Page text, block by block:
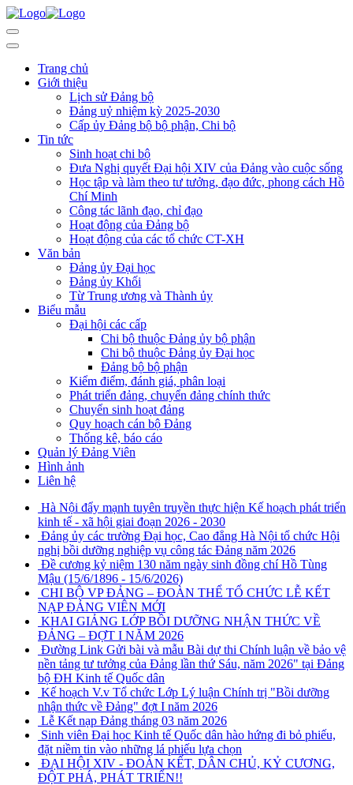
Trang chủ
Giới thiệu
Lịch sử Đảng bộ
Đảng uỷ nhiệm kỳ 2025-2030
Cấp ủy Đảng bộ bộ phận, Chi bộ
Tin tức
Sinh hoạt chi bộ
Đưa Nghị quyết Đại hội XIV của Đảng vào cuộc sống
Học tập và làm theo tư tưởng, đạo đức, phong cách Hồ
Chí Minh
Công tác lãnh đạo, chỉ đạo
Hoạt động của Đảng bộ
Hoạt động của các tổ chức CT-XH
Văn bản
Đảng ủy Đại học
Đảng ủy Khối
Từ Trung ương và Thành ủy
Biểu mẫu
Đại hội các cấp
Chi bộ thuộc Đảng ủy bộ phận
Chi bộ thuộc Đảng ủy Đại học
Đảng bộ bộ phận
Kiểm điểm, đánh giá, phân loại
Phát triển đảng, chuyển đảng chính thức
Chuyển sinh hoạt đảng
Quy hoạch cán bộ Đảng
Thống kê, báo cáo
Quản lý Đảng Viên
Hình ảnh
Liên hệ
Hà Nội đẩy mạnh tuyên truyền thực hiện Kế hoạch phát triển
kinh tế - xã hội giai đoạn 2026 - 2030
Đảng ủy các trường Đại học, Cao đẳng Hà Nội tổ chức Hội
nghị bồi dưỡng nghiệp vụ công tác Đảng năm 2026
Đề cương kỷ niệm 130 năm ngày sinh đồng chí Hồ Tùng
Mậu (15/6/1896 - 15/6/2026)
CHI BỘ VP ĐẢNG – ĐOÀN THỂ TỔ CHỨC LỄ KẾT
NẠP ĐẢNG VIÊN MỚI
KHAI GIẢNG LỚP BỒI DƯỠNG NHẬN THỨC VỀ
ĐẢNG – ĐỢT I NĂM 2026
Đường Link Gửi bài và mẫu Bài dự thi Chính luận về bảo vệ
nền tảng tư tưởng của Đảng lần thứ Sáu, năm 2026" tại Đảng
bộ ĐH Kinh tế Quốc dân
Kế hoạch V.v Tổ chức Lớp Lý luận Chính trị "Bồi dưỡng
nhận thức về Đảng" đợt I năm 2026
Lễ Kết nạp Đảng tháng 03 năm 2026
Sinh viên Đại học Kinh tế Quốc dân hào hứng đi bỏ phiếu,
đặt niềm tin vào những lá phiếu lựa chọn
ĐẠI HỘI XIV - ĐOÀN KẾT, DÂN CHỦ, KỶ CƯƠNG,
ĐỘT PHÁ, PHÁT TRIỂN!!